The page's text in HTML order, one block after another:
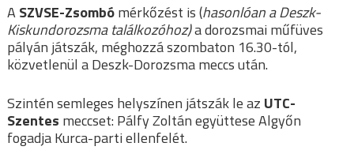
ASZVSE-Zsombómérkőzést is (hasonlóan a Deszk-
Kiskundorozsma találkozóhoz)a dorozsmai műfüves
pályán játszák, méghozzá szombaton 16.30-tól,
közvetlenül a Deszk-Dorozsma meccs után.
Szintén semleges helyszínen játszák le az UTC-
Szentes meccset: Pálfy Zoltán együttese Algyőn
fogadja Kurca-parti ellenfelét.